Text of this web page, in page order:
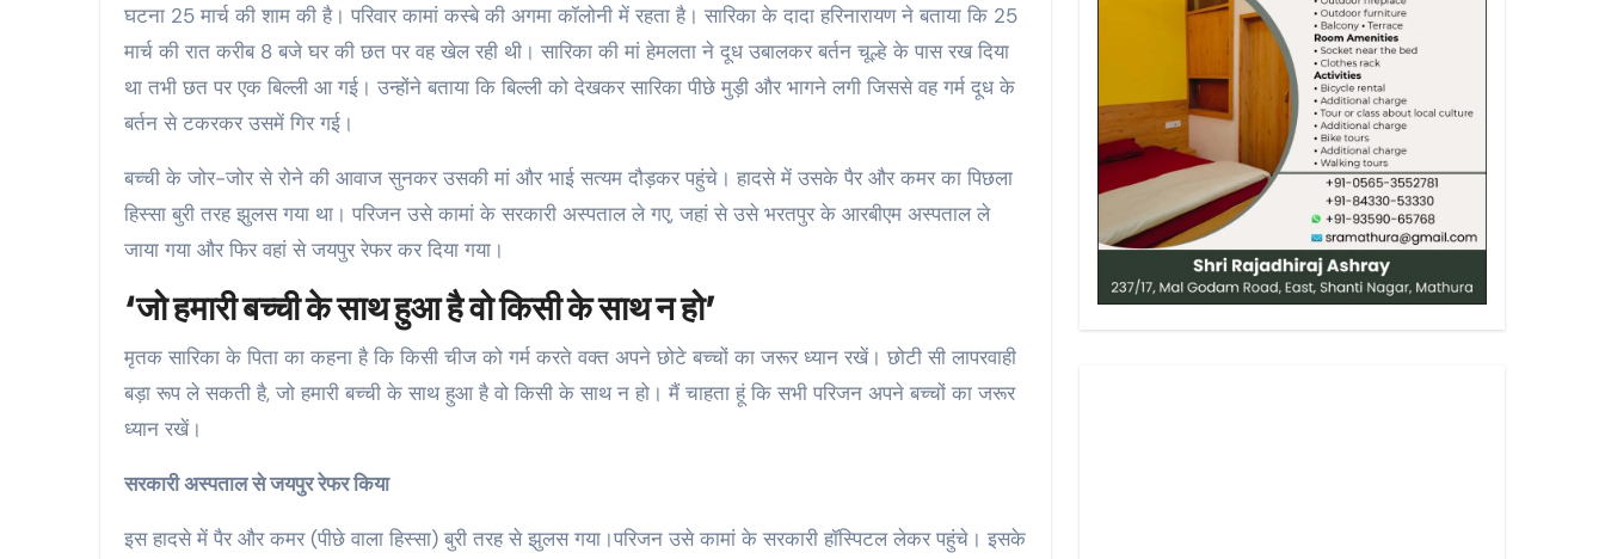
घटना 25 मार्च की शाम की है। परिवार कामां कस्बे की अगमा कॉलोनी में रहता है। सारिका के दादा हरिनारायण ने बताया कि 25
मार्च की रात करीब 8 बजे घर की छत पर वह खेल रही थी। सारिका की मां हेमलता ने दूध उबालकर बर्तन चूल्हे के पास रख दिया
था तभी छत पर एक बिल्ली आ गई। उन्होंने बताया कि बिल्ली को देखकर सारिका पीछे मुड़ी और भागने लगी जिससे वह गर्म दूध के
बर्तन से टकरकर उसमें गिर गई।
बच्ची के जोर-जोर से रोने की आवाज सुनकर उसकी मां और भाई सत्यम दौड़कर पहुंचे। हादसे में उसके पैर और कमर का पिछला
हिस्सा बुरी तरह झुलस गया था। परिजन उसे कामां के सरकारी अस्पताल ले गए, जहां से उसे भरतपुर के आरबीएम अस्पताल ले
जाया गया और फिर वहां से जयपुर रेफर कर दिया गया।
‘जो हमारी बच्ची के साथ हुआ है वो किसी के साथ न हो’
मृतक सार‍िका के पिता का कहना है कि किसी चीज को गर्म करते वक्त अपने छोटे बच्चों का जरूर ध्यान रखें। छोटी सी लापरवाही
बड़ा रूप ले सकती है, जो हमारी बच्ची के साथ हुआ है वो किसी के साथ न हो। मैं चाहता हूं क‍ि सभी परिजन अपने बच्चों का जरूर
ध्यान रखें।
सरकारी अस्पताल से जयपुर रेफर किया
इस हादसे में पैर और कमर (पीछे वाला हिस्सा) बुरी तरह से झुलस गया।परिजन उसे कामां के सरकारी हॉस्पिटल लेकर पहुंचे। इसके